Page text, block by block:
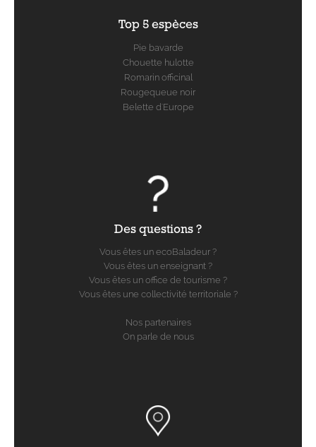
Top 5 espèces
Pie bavarde
Chouette hulotte
Romarin officinal
Rougequeue noir
Belette d'Europe
Des questions ?
Vous êtes un ecoBaladeur ?
Vous êtes un enseignant ?
Vous êtes un office de tourisme ?
Vous êtes une collectivité territoriale ?
Nos partenaires
On parle de nous